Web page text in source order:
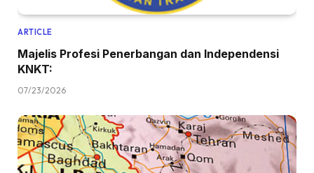
ARTICLE
Majelis Profesi Penerbangan dan Independensi
KNKT:
07/23/2026